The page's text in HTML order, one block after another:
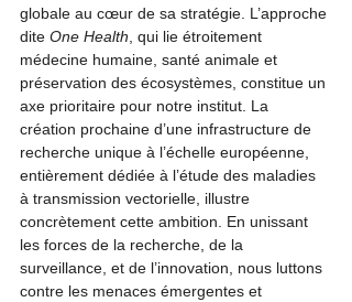
globale au cœur de sa stratégie. L’approche
dite One Health , qui lie étroitement
médecine humaine, santé animale et
préservation des écosystèmes, constitue un
axe prioritaire pour notre institut. La
création prochaine d’une infrastructure de
recherche unique à l’échelle européenne,
entièrement dédiée à l’étude des maladies
à transmission vectorielle, illustre
concrètement cette ambition. En unissant
les forces de la recherche, de la
surveillance, et de l’innovation, nous luttons
contre les menaces émergentes et